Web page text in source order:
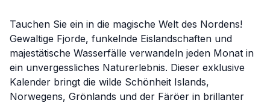
Tauchen Sie ein in die magische Welt des Nordens!
Gewaltige Fjorde, funkelnde Eislandschaften und
majestätische Wasserfälle verwandeln jeden Monat in
ein unvergessliches Naturerlebnis. Dieser exklusive
Kalender bringt die wilde Schönheit Islands,
Norwegens, Grönlands und der Färöer in brillanter